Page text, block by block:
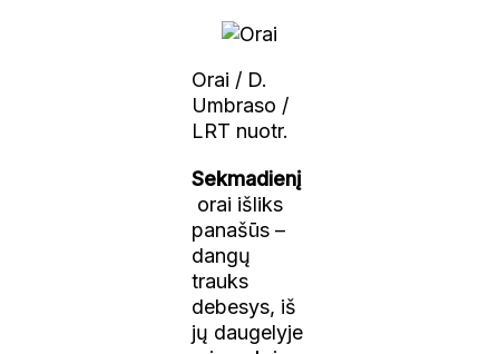
Orai / D.
Umbraso /
LRT nuotr.
Sekmadienį
orai išliks
panašūs –
dangų
trauks
debesys, iš
jų daugelyje